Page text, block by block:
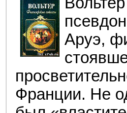
Аруэ,
Франции. Не